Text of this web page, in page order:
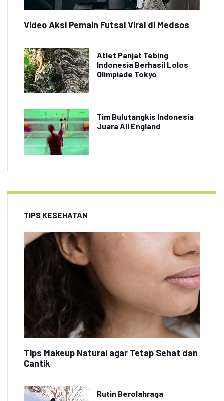
Video Aksi Pemain Futsal Viral di Medsos
Atlet Panjat Tebing
Indonesia Berhasil Lolos
Olimpiade Tokyo
Tim Bulutangkis Indonesia
Juara All England
TIPS KESEHATAN
Tips Makeup Natural agar Tetap Sehat dan
Cantik
Rutin Berolahraga